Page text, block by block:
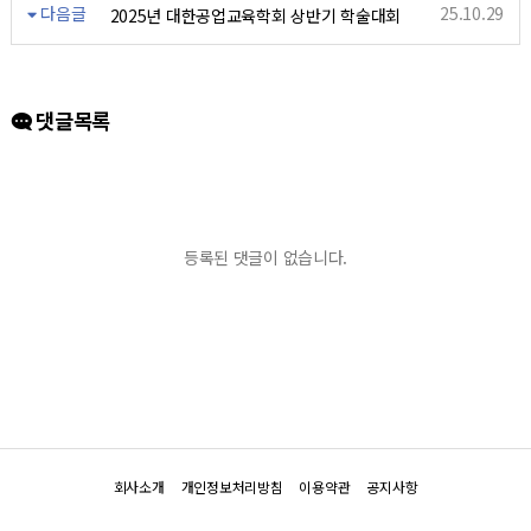
다음글 2025년 대한공업교육학회 상반기 학술대회 25.10.29
댓글목록
등록된 댓글이 없습니다.
회사소개 개인정보처리방침 이용약관 공지사항